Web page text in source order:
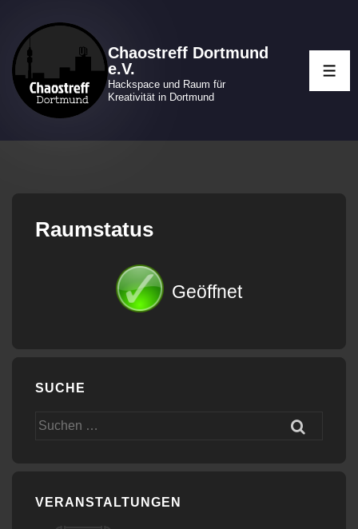
Inhalt
Chaostreff Dortmund
e.V.
Hackspace und Raum für
Kreativität in Dortmund
Raumstatus
Geöffnet
SUCHE
Suchen
VERANSTALTUNGEN